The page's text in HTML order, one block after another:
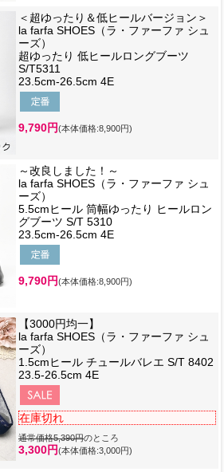
＜超ゆったり＆低ヒールバージョン＞
la farfa SHOES（ラ・ファーファ シュ
ーズ）
超ゆったり 低ヒールロングブーツ
S/T5311
23.5cm-26.5cm 4E
9,790円(本体価格:8,900円)
～改良しました！～
la farfa SHOES（ラ・ファーファ シュ
ーズ）
5.5cmヒール 筒幅ゆったり ヒールロン
グブーツ S/T 5310
23.5cm-26.5cm 4E
9,790円(本体価格:8,900円)
【3000円均一】
la farfa SHOES（ラ・ファーファ シュ
ーズ）
1.5cmヒール チュールバレエ S/T 8402
23.5-26.5cm 4E
在庫切れ
通常価格5,390円のところ
3,300円(本体価格:3,000円)